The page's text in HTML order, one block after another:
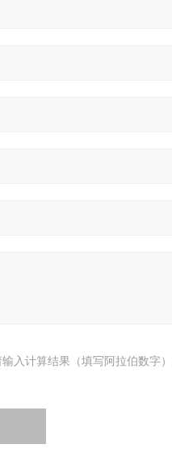
输入计算结果（填写阿拉伯数字